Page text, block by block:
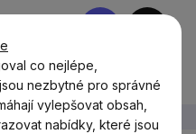
co nejlépe,
nezbytné pro správné
vylepšovat obsah,
nabídky, které jsou
Nákupní
tekutých rostlinných kapslí